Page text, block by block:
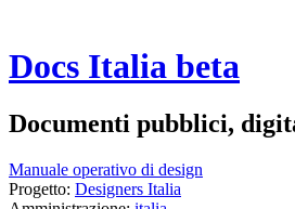
Docs Italia beta
Documenti pubblici,
Manuale operativo di design
Progetto: Designers Italia